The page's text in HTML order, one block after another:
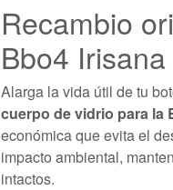
Recambio
Bbo4 Irisana
Alarga la vida útil de tu
cuerpo de vidrio para la
económica que evita el
impacto ambiental,
intactos.